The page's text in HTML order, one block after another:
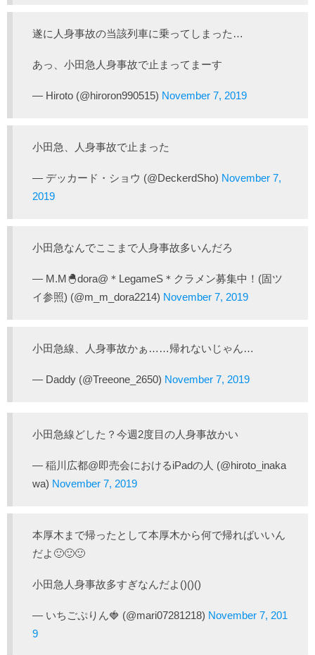
遂に人身事故の当該列車に乗ってしまった…
あっ、小田急人身事故で止まってまーす
— Hiroto (@hiroron990515) November 7, 2019
小田急、人身事故で止まった
— デッカード・ショウ (@DeckerdSho) November 7,
2019
小田急なんでここまで人身事故多いんだろ
— M.M🐣dora@＊LegameS＊クラメン募集中！(固ツ
イ参照) (@m_m_dora2214) November 7, 2019
小田急線、人身事故かぁ……帰れないじゃん…
— Daddy (@Treeone_2650) November 7, 2019
小田急線どした？今週2度目の人身事故かい
— 稲川広都@即売会におけるiPadの人 (@hiroto_inaka
wa) November 7, 2019
本厚木まで帰ったとして本厚木から何で帰ればいいん
だよ🙂🙂🙂
小田急人身事故多すぎなんだよ()()()
— いちごぷりん🍓 (@mari07281218) November 7, 201
9